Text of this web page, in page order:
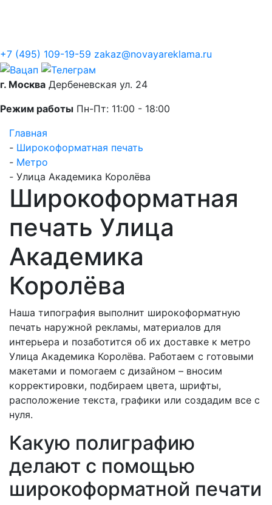
+7 (495) 109-19-59 zakaz@novayareklama.ru
г. Москва Дербеневская ул. 24
Режим работы Пн-Пт: 11:00 - 18:00
Главная
- Широкоформатная печать
- Метро
- Улица Академика Королёва
Широкоформатная
печать Улица
Академика
Королёва
Наша типография выполнит широкоформатную
печать наружной рекламы, материалов для
интерьера и позаботится об их доставке к метро
Улица Академика Королёва. Работаем с готовыми
макетами и помогаем с дизайном – вносим
корректировки, подбираем цвета, шрифты,
расположение текста, графики или создадим все с
нуля.
Какую полиграфию
делают с помощью
широкоформатной печати